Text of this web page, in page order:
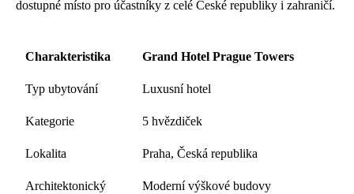
dostupné místo pro účastníky z celé České republiky i zahraničí.
Charakteristika Grand Hotel Prague Towers
Typ ubytování Luxusní hotel
Kategorie 5 hvězdiček
Lokalita Praha, Česká republika
Architektonický
Moderní výškové budovy